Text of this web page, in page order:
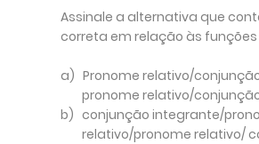
Assinale a alternativa que
correta em relação às funções
a) Pronome relativo/
pronome relativo/
b) conjunção integrante/
relativo/pronome relativo/